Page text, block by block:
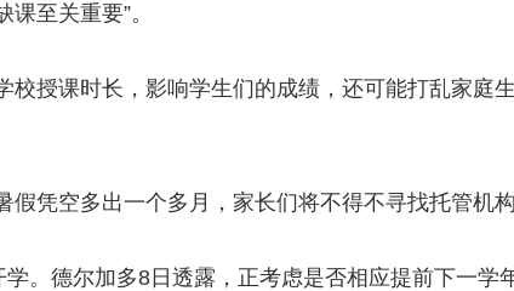
热播榜 总台企业白名单
至关重要”。
课时长，影响学生们的成绩，还可能打乱家庭
空多出一个多月，家长们将不得不寻找托管机构
德尔加多8日透露，正考虑是否相应提前下一学年